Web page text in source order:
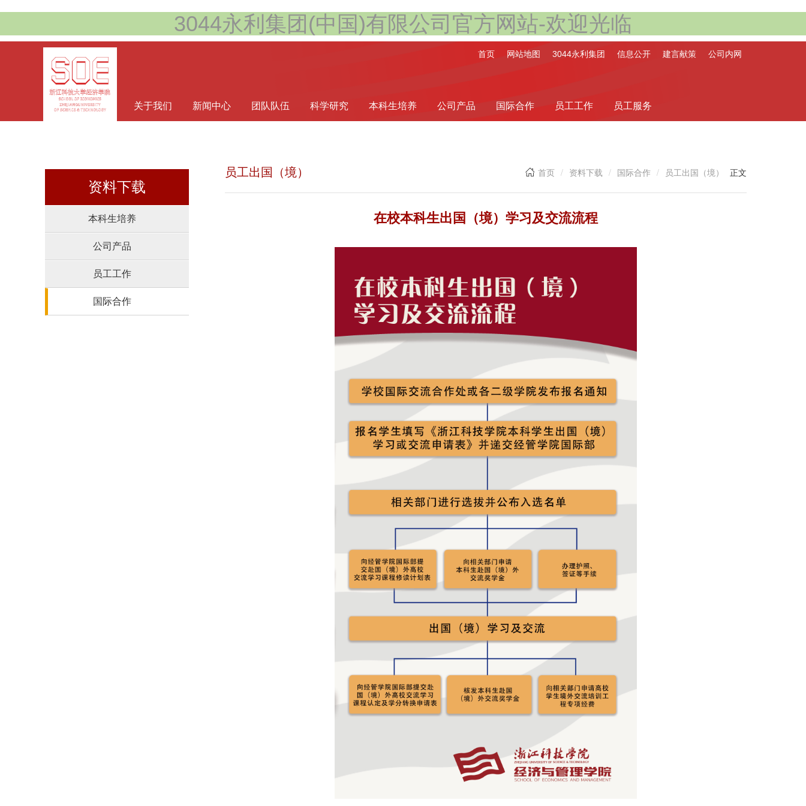
3044永利集团(中国)有限公司官方网站-欢迎光临
首页 网站地图 3044永利集团 信息公开 建言献策 公司内网
关于我们 新闻中心 团队队伍 科学研究 本科生培养 公司产品 国际合作 员工工作 员工服务
资料下载
本科生培养
公司产品
员工工作
国际合作
员工出国（境） 首页 资料下载 国际合作 员工出国（境） 正文
在校本科生出国（境）学习及交流流程